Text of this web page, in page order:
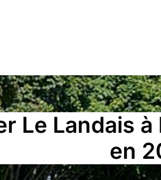
Le Landais
en